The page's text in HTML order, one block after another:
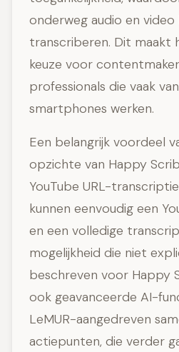
onderweg audio en video
transcriberen. Dit maakt
keuze voor
professionals die vaak
smartphones werken.
Een belangrijk voordeel
opzichte van Happy
YouTube URL-
kunnen eenvoudig een
en een volledige
mogelijkheid die niet
beschreven voor Happy
ook geavanceerde AI-
LeMUR-aangedreven
actiepunten, die verder